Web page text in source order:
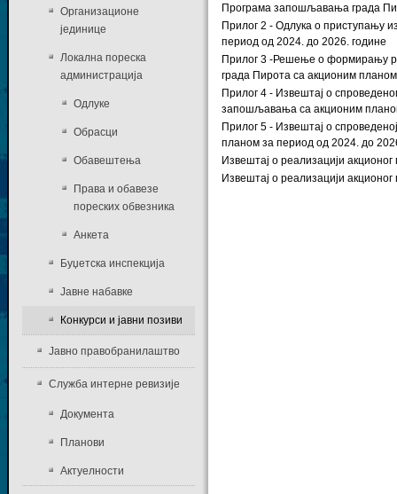
Програма запошљавања града
Прилог 2 - Одлука о приступању
период од 2024. до 2026. године
Прилог 3 -Решење о формирању
града Пирота са акционим
Прилог 4 - Извештај о
запошљавања са акционим
Прилог 5 - Извештај о
планом за период од 2024. до
Извештај о реализацији
Извештај о реализацији
Организационе
јединице
Локална пореска
администрација
Одлуке
Обрасци
Обавештења
Права и обавезе
пореских обвезника
Анкета
Буџетска инспекција
Јавне набавке
Конкурси и јавни позиви
Јавно правобранилаштво
Служба интерне ревизије
Документа
Планови
Актуелности